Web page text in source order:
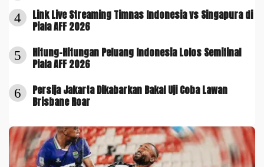
4
Link Live Streaming Timnas Indonesia vs Singapura di
Piala AFF 2026
5
Hitung-Hitungan Peluang Indonesia Lolos Semifinal
Piala AFF 2026
6
Persija Jakarta Dikabarkan Bakal Uji Coba Lawan
Brisbane Roar